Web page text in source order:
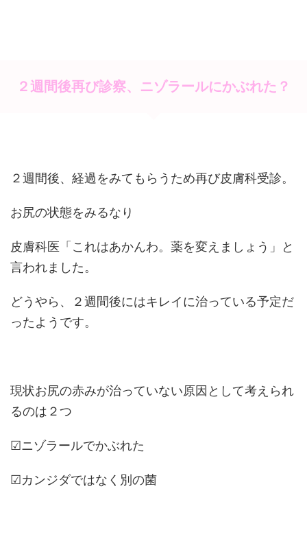
２週間後再び診察、ニゾラールにかぶれた？
２週間後、経過をみてもらうため再び皮膚科受診。
お尻の状態をみるなり
皮膚科医「これはあかんわ。薬を変えましょう」と
言われました。
どうやら、２週間後にはキレイに治っている予定だ
ったようです。
現状お尻の赤みが治っていない原因として考えられ
るのは２つ
☑ニゾラールでかぶれた
☑カンジダではなく別の菌